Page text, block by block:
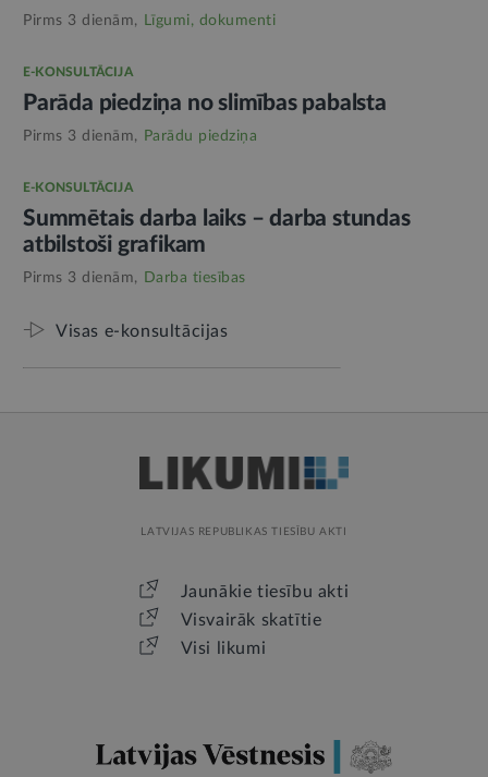
Pirms 3 dienām, Līgumi, dokumenti
E-KONSULTĀCIJA
Parāda piedziņa no slimības pabalsta
Pirms 3 dienām, Parādu piedziņa
E-KONSULTĀCIJA
Summētais darba laiks – darba stundas
atbilstoši grafikam
Pirms 3 dienām, Darba tiesības
Visas e-konsultācijas
LATVIJAS REPUBLIKAS TIESĪBU AKTI
Jaunākie tiesību akti
Visvairāk skatītie
Visi likumi